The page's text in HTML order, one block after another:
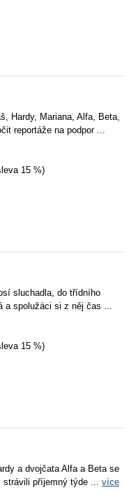
Hardy, Mariana, Alfa, Beta,
reportáže na podpor ...
15 %)
sluchadla, do třídního
a spolužáci si z něj čas ...
15 %)
a dvojčata Alfa a Beta se
příjemný týde ... více